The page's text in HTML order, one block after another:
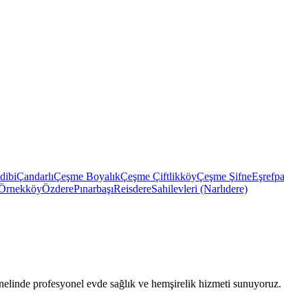
ÇandarlıÇeşme BoyalıkÇeşme ÇiftlikköyÇeşme Şifne
ÖzderePınarbaşıReisdereSahilevleri (Narlıdere)
profesyonel evde sağlık ve hemşirelik hizmeti sunuyoruz.